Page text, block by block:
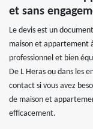
et sans
Le devis est un
maison et appartement
professionnel et bien
De L Heras ou dans les
contact si vous avez
de maison et
efficacement.